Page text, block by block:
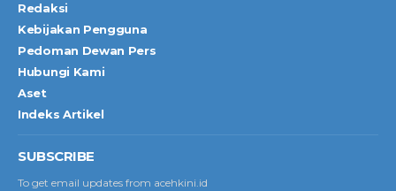
Redaksi
Kebijakan Pengguna
Pedoman Dewan Pers
Hubungi Kami
Aset
Indeks Artikel
SUBSCRIBE
To get email updates from acehkini.id